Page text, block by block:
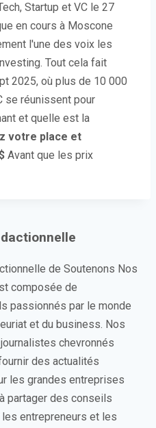
Startup et VC le 27
en cours à Moscone
l'une des voix les
Tout cela fait
2025, où plus de 10 000
se réunissent pour
et quelle est la
votre place et
Avant que les prix
de Soutenons Nos
composée de
passionnés par le monde
et du business. Nos
chevronnés
des actualités
les grandes entreprises
partager des conseils
entrepreneurs et les